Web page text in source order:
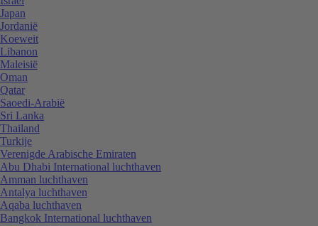
Japan
Jordanië
Koeweit
Libanon
Maleisië
Oman
Qatar
Saoedi-Arabië
Sri Lanka
Thailand
Turkije
Verenigde Arabische Emiraten
Abu Dhabi International luchthaven
Amman luchthaven
Antalya luchthaven
Aqaba luchthaven
Bangkok International luchthaven